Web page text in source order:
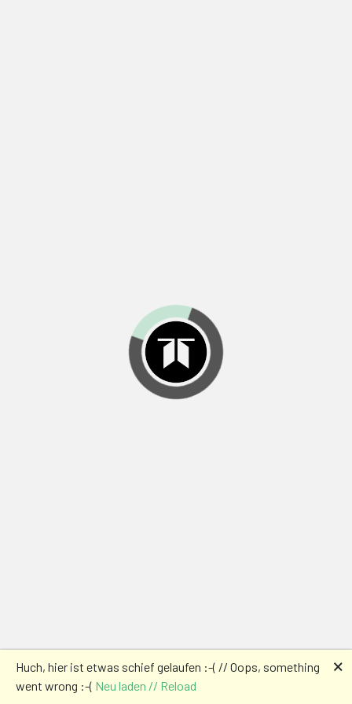
Huch, hier ist etwas schief gelaufen :-( // Oops, something
went wrong :-( Neu laden // Reload
🗙